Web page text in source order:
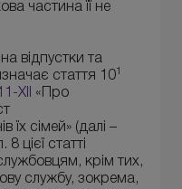
частина її не
відпустки та
стаття 101
XII
«Про
їх сімей» (далі –
цієї статті
крім тих,
службу, зокрема,